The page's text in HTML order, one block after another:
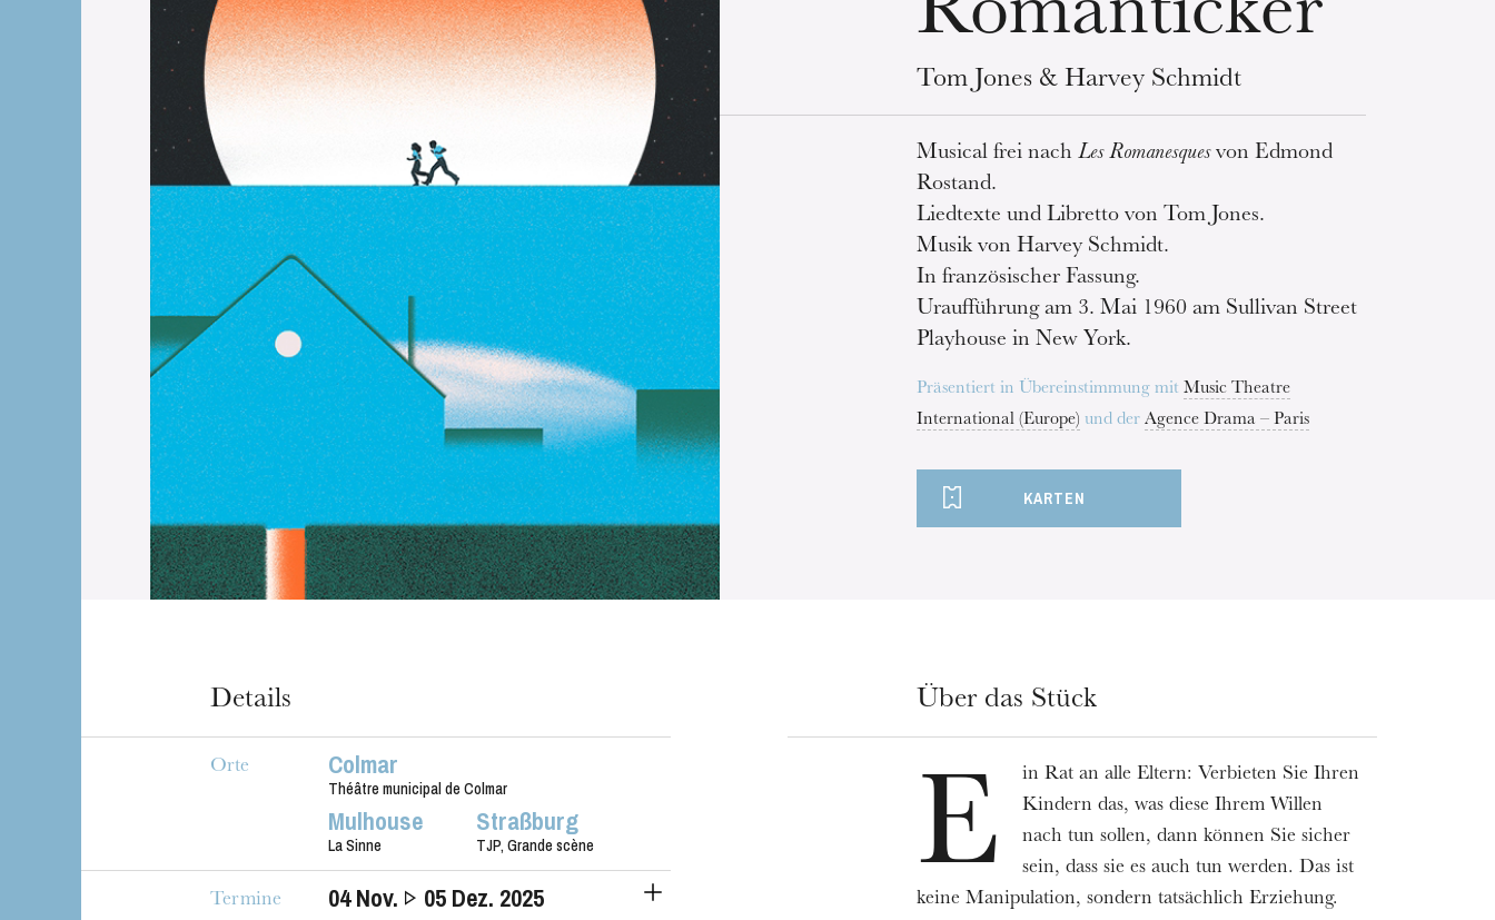
Romanticker
Tom Jones & Harvey Schmidt
Musical frei nachLes Romanesquesvon Edmond
Rostand.
Liedtexte und Libretto von Tom Jones.
Musik von Harvey Schmidt.
In französischer Fassung.
Uraufführung am 3. Mai 1960 am Sullivan Street
Playhouse in New York.
Präsentiert in Übereinstimmung mitMusic Theatre
International (Europe) und derAgence Drama – Paris
KARTEN
Details
Orte Colmar
Théâtre municipal de Colmar
Mulhouse
La Sinne
Straßburg
TJP, Grande scène
Termine 04Nov. 05Dez. 2025
Über das Stück
E
in Rat an alle Eltern: Verbieten Sie Ihren
Kindern das, was diese Ihrem Willen
nach tun sollen, dann können Sie sicher
sein, dass sie es auch tun werden. Das ist
keine Manipulation, sondern tatsächlich Erziehung.